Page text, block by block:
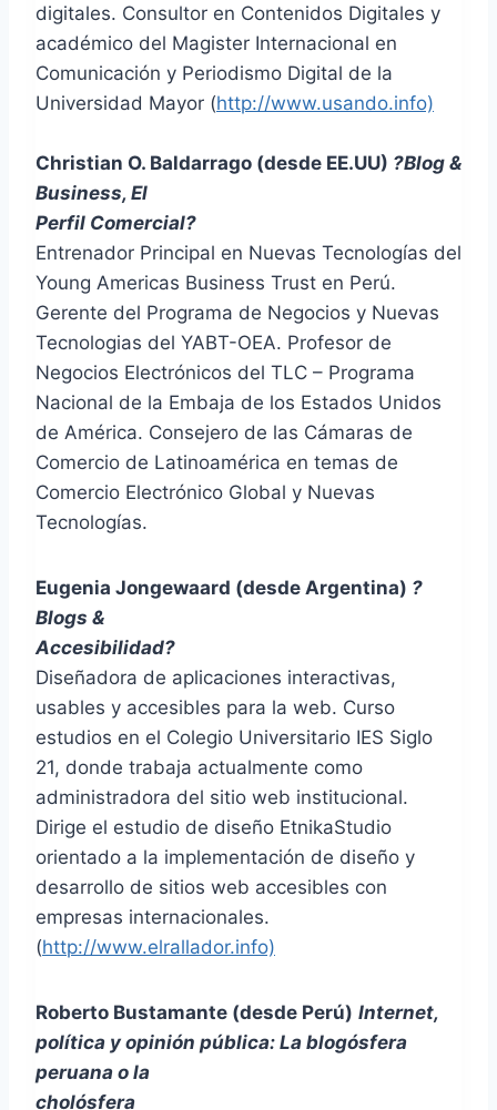
digitales. Consultor en Contenidos Digitales y
académico del Magister Internacional en
Comunicación y Periodismo Digital de la
Universidad Mayor (http://www.usando.info)
Christian O. Baldarrago (desde EE.UU) ?Blog &
Business, El
Perfil Comercial?
Entrenador Principal en Nuevas Tecnologías del
Young Americas Business Trust en Perú.
Gerente del Programa de Negocios y Nuevas
Tecnologias del YABT-OEA. Profesor de
Negocios Electrónicos del TLC – Programa
Nacional de la Embaja de los Estados Unidos
de América. Consejero de las Cámaras de
Comercio de Latinoamérica en temas de
Comercio Electrónico Global y Nuevas
Tecnologías.
Eugenia Jongewaard (desde Argentina) ?
Blogs &
Accesibilidad?
Diseñadora de aplicaciones interactivas,
usables y accesibles para la web. Curso
estudios en el Colegio Universitario IES Siglo
21, donde trabaja actualmente como
administradora del sitio web institucional.
Dirige el estudio de diseño EtnikaStudio
orientado a la implementación de diseño y
desarrollo de sitios web accesibles con
empresas internacionales.
(http://www.elrallador.info)
Roberto Bustamante (desde Perú) Internet,
política y opinión pública: La blogósfera
peruana o la
cholósfera